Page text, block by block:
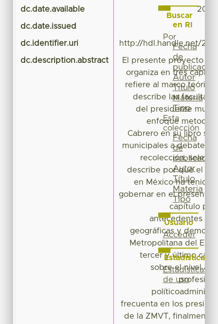
dc.date.available
dc.date.issued
dc.identifier.uri http://hdl.handle.net/
dc.description.abstract
El presente proyecto de
organiza en tres
refiere al marco teórico
describe las
del presidente
enfoque
Cabrero en su libro
municipales a debate,
recolección,
describe por qué el
en México ha tenido
gobernar en el presente
capítulo
antecedentes y
geográficas y
Metropolitana del
tercer y último
sobre el nivel
frecuenta en los
de la ZMVT, finalmente
Buscar
en RI
Por
Fecha
de
publicación
Autor
Título
Materia
Tipo
Esta
colección
Fecha
de
publicación
Autor
Título
Materia
Tipo
Usuario
Acceder
Estadísticas
Estadísticas
de uso